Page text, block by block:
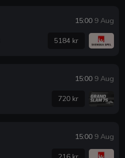
15:00 9 Aug
5184 kr
15:00 9 Aug
720 kr
15:00 9 Aug